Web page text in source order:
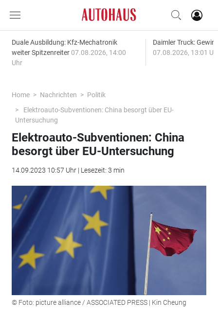
Duale Ausbildung: Kfz-Mechatronik
weiter Spitzenreiter 07.08.2026, 14:00
Uhr
Daimler Truck:
07.08.2026, 13:01
Home Nachrichten
Politik
Elektroauto-Subventionen: China besorgt über EU-
Untersuchung
Elektroauto-Subventionen: China
besorgt über EU-Untersuchung
14.09.2023 10:57 Uhr | Lesezeit: 3 min
© Foto: picture alliance / ASSOCIATED PRESS | Kin Cheung